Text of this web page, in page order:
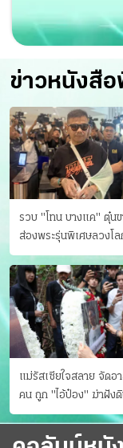
ข่าวหนังสื
รวบ "โทน บางแค" ตุ๋น
ส่องพระรุ่นพิเศษลวงโล
แม่รัสเซียใจสลาย จัดอ
คน ถูก "ไอ้ป๋อง" ฆ่าฝัง
ไม่มีศพเพิ่ม